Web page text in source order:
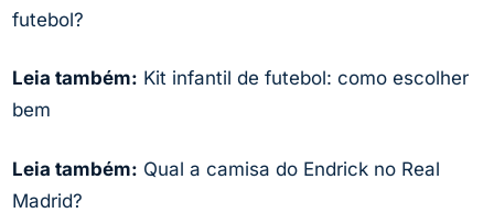
futebol?
Leia também: Kit infantil de futebol: como escolher
bem
Leia também: Qual a camisa do Endrick no Real
Madrid?